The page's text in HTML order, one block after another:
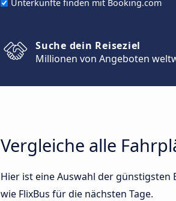
Unterkünfte finden mit Booking.com
Suche dein Reiseziel
Millionen von Angeboten
Vergleiche alle
Hier ist eine Auswahl der günstigsten
wie FlixBus für die nächsten Tage.